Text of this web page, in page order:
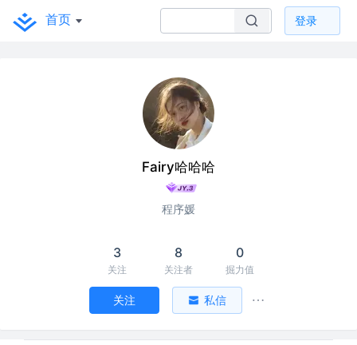
首页 登录
Fairy哈哈哈
程序媛
3
关注
8
关注者
0
掘力值
关注 私信